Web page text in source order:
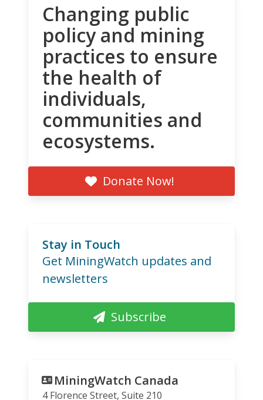
Changing public
policy and mining
practices to ensure
the health of
individuals,
communities and
ecosystems.
Donate Now!
Stay in Touch
Get MiningWatch updates and
newsletters
Subscribe
MiningWatch Canada
4 Florence Street, Suite 210